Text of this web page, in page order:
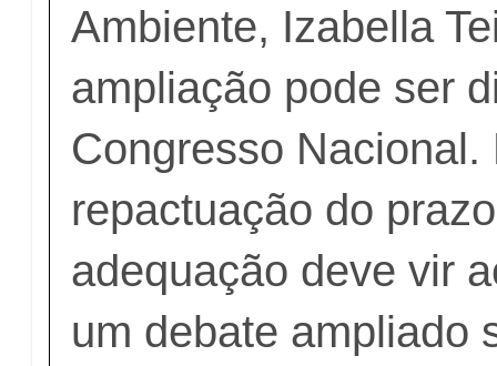
Ambiente, Izabella
ampliação pode ser
Congresso Nacional.
repactuação do
adequação deve vir
um debate ampliado